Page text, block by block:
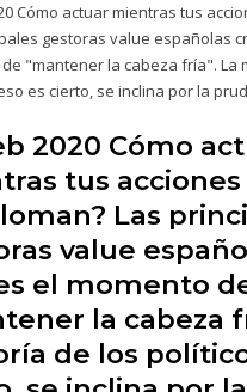
Cómo actuar mientras tus
gestoras value españolas
"mantener la cabeza fría". La
es cierto, se inclina por la
2020 Cómo
tus acciones
Las
value
el momento
la cabeza
de los